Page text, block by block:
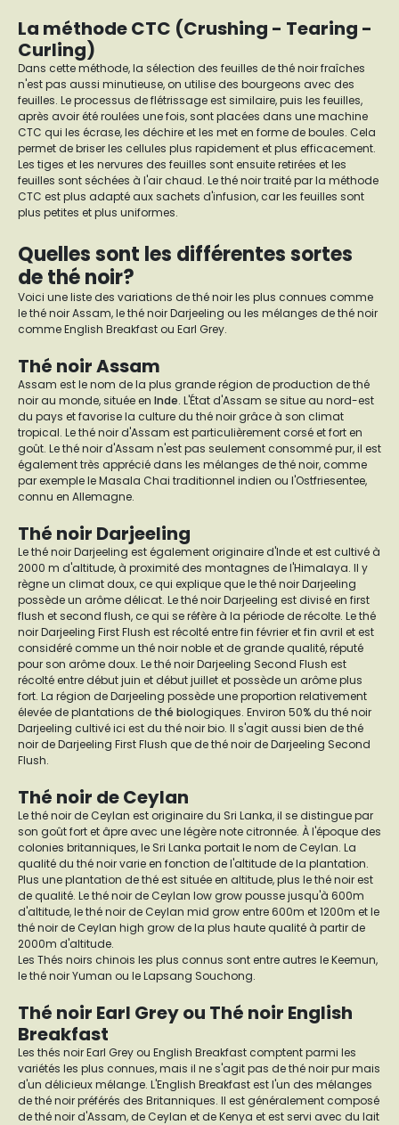
La méthode CTC (Crushing - Tearing -
Curling)
Dans cette méthode, la sélection des feuilles de thé noir fraîches
n'est pas aussi minutieuse, on utilise des bourgeons avec des
feuilles. Le processus de flétrissage est similaire, puis les feuilles,
après avoir été roulées une fois, sont placées dans une machine
CTC qui les écrase, les déchire et les met en forme de boules. Cela
permet de briser les cellules plus rapidement et plus efficacement.
Les tiges et les nervures des feuilles sont ensuite retirées et les
feuilles sont séchées à l'air chaud. Le thé noir traité par la méthode
CTC est plus adapté aux sachets d'infusion, car les feuilles sont
plus petites et plus uniformes.
Quelles sont les différentes sortes
de thé noir?
Voici une liste des variations de thé noir les plus connues comme
le thé noir Assam, le thé noir Darjeeling ou les mélanges de thé noir
comme English Breakfast ou Earl Grey.
Thé noir Assam
Assam est le nom de la plus grande région de production de thé
noir au monde, située en Inde. L'État d'Assam se situe au nord-est
du pays et favorise la culture du thé noir grâce à son climat
tropical. Le thé noir d'Assam est particulièrement corsé et fort en
goût. Le thé noir d'Assam n'est pas seulement consommé pur, il est
également très apprécié dans les mélanges de thé noir, comme
par exemple le Masala Chai traditionnel indien ou l'Ostfriesentee,
connu en Allemagne.
Thé noir Darjeeling
Le thé noir Darjeeling est également originaire d'Inde et est cultivé à
2000 m d'altitude, à proximité des montagnes de l'Himalaya. Il y
règne un climat doux, ce qui explique que le thé noir Darjeeling
possède un arôme délicat. Le thé noir Darjeeling est divisé en first
flush et second flush, ce qui se réfère à la période de récolte. Le thé
noir Darjeeling First Flush est récolté entre fin février et fin avril et est
considéré comme un thé noir noble et de grande qualité, réputé
pour son arôme doux. Le thé noir Darjeeling Second Flush est
récolté entre début juin et début juillet et possède un arôme plus
fort. La région de Darjeeling possède une proportion relativement
élevée de plantations de thé biologiques. Environ 50% du thé noir
Darjeeling cultivé ici est du thé noir bio. Il s'agit aussi bien de thé
noir de Darjeeling First Flush que de thé noir de Darjeeling Second
Flush.
Thé noir de Ceylan
Le thé noir de Ceylan est originaire du Sri Lanka, il se distingue par
son goût fort et âpre avec une légère note citronnée. À l'époque des
colonies britanniques, le Sri Lanka portait le nom de Ceylan. La
qualité du thé noir varie en fonction de l'altitude de la plantation.
Plus une plantation de thé est située en altitude, plus le thé noir est
de qualité. Le thé noir de Ceylan low grow pousse jusqu'à 600m
d'altitude, le thé noir de Ceylan mid grow entre 600m et 1200m et le
thé noir de Ceylan high grow de la plus haute qualité à partir de
2000m d'altitude.
Les Thés noirs chinois les plus connus sont entre autres le Keemun,
le thé noir Yuman ou le Lapsang Souchong.
Thé noir Earl Grey ou Thé noir English
Breakfast
Les thés noir Earl Grey ou English Breakfast comptent parmi les
variétés les plus connues, mais il ne s'agit pas de thé noir pur mais
d'un délicieux mélange. L'English Breakfast est l'un des mélanges
de thé noir préférés des Britanniques. Il est généralement composé
de thé noir d'Assam, de Ceylan et de Kenya et est servi avec du lait